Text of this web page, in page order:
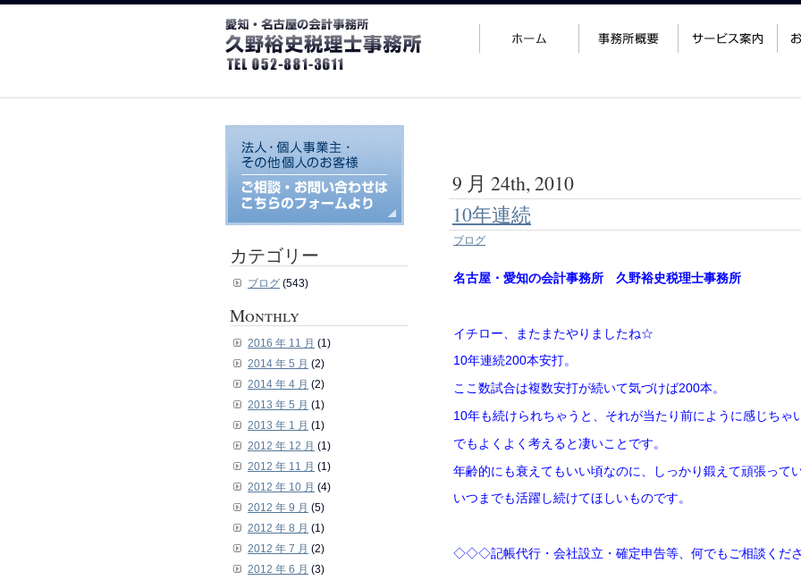
9 月 24th, 2010
10年連続
ブログ
名古屋・愛知の会計事務所 久野裕史税理士事務所
イチロー、またまたやりましたね☆
10年連続200本安打。
ここ数試合は複数安打が続いて気づけば200本。
10年も続けられちゃうと、それが当たり前にように感じちゃ
でもよくよく考えると凄いことです。
年齢的にも衰えてもいい頃なのに、しっかり鍛えて頑張ってい
いつまでも活躍し続けてほしいものです。
◇◇◇記帳代行・会社設立・確定申告等、何でもご相談く
カテゴリー
ブログ (543)
Monthly
2016 年 11 月 (1)
2014 年 5 月 (2)
2014 年 4 月 (2)
2013 年 5 月 (1)
2013 年 1 月 (1)
2012 年 12 月 (1)
2012 年 11 月 (1)
2012 年 10 月 (4)
2012 年 9 月 (5)
2012 年 8 月 (1)
2012 年 7 月 (2)
2012 年 6 月 (3)